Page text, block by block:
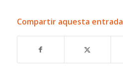
Compartir aquesta entrada